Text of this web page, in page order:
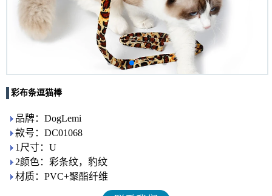
彩布条逗猫棒
品牌：DogLemi
款号：DC01068
1尺寸：U
2颜色：彩条纹，豹纹
材质：PVC+聚酯纤维